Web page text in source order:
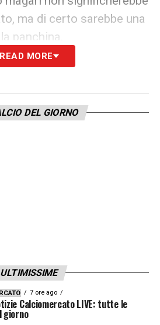
ma di certo sarebbe una
panchina.
dormire sonni tranquilli
Sampche non riesce
il volo sotto la sua
READ MORE
DEL GIORNO
ULTIMISSIME
7 ore ago
Calciomercato LIVE: tutte le
giorno